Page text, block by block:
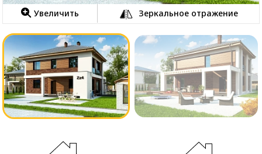
Увеличить Зеркальное отражение